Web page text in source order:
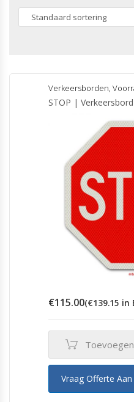
Verkeersborden,
STOP |
€115.00(€139.15 in
Vraag Offerte Aan